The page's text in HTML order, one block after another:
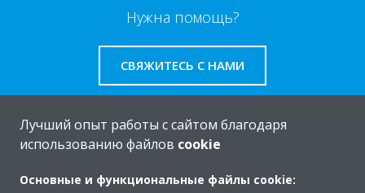
Нужна помощь?
СВЯЖИТЕСЬ С НАМИ
Лучший опыт работы с сайтом благодаря
использованию файлов cookie
Основные и функциональные файлы cookie: